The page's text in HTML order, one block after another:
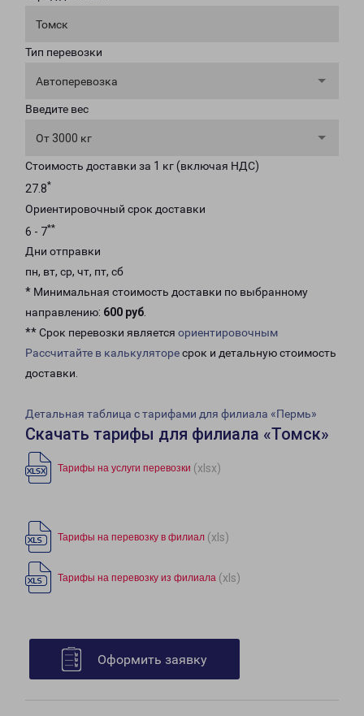
Томск
Тип перевозки
Автоперевозка
Введите вес
От 3000 кг
Стоимость доставки за 1 кг (включая НДС)
27.8*
Ориентировочный срок доставки
6 - 7**
Дни отправки
пн, вт, ср, чт, пт, сб
* Минимальная стоимость доставки по выбранному
направлению: 600 руб.
** Срок перевозки является ориентировочным
Рассчитайте в калькуляторесрок и детальную стоимость
доставки.
Детальная таблица с тарифами для филиала «Пермь»
Скачать тарифы для филиала «Томск»
Тарифы на услуги перевозки (xlsx)
Тарифы на перевозку в филиал (xls)
Тарифы на перевозку из филиала (xls)
Оформить заявку